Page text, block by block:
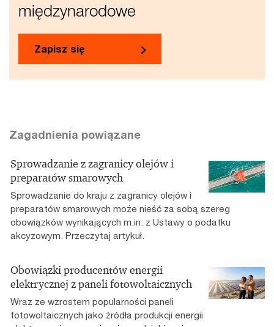
międzynarodowe
Zapisz się
Zagadnienia powiązane
Sprowadzanie z zagranicy olejów i
preparatów smarowych
Sprowadzanie do kraju z zagranicy olejów i
preparatów smarowych może nieść za sobą szereg
obowiązków wynikających m.in. z Ustawy o podatku
akcyzowym. Przeczytaj artykuł.
Obowiązki producentów energii
elektrycznej z paneli fotowoltaicznych
Wraz ze wzrostem popularności paneli
fotowoltaicznych jako źródła produkcji energii